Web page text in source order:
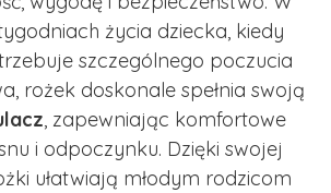
życia dziecka, kiedy
szczególnego poczucia
rożek doskonale spełnia swoją
, zapewniając komfortowe
i odpoczynku. Dzięki swojej
ułatwiają młodym rodzicom